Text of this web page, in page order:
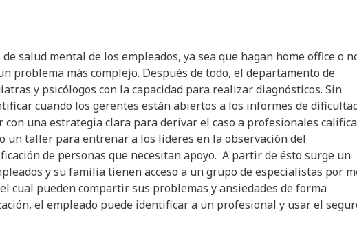
salud mental de los empleados, ya sea que hagan home office o
problema más complejo. Después de todo, el departamento de
y psicólogos con la capacidad para realizar diagnósticos. Sin
cuando los gerentes están abiertos a los informes de
una estrategia clara para derivar el caso a profesionales
un taller para entrenar a los líderes en la observación del
de personas que necesitan apoyo. A partir de ésto surge un
y su familia tienen acceso a un grupo de especialistas por
cual pueden compartir sus problemas y ansiedades de forma
el empleado puede identificar a un profesional y usar el